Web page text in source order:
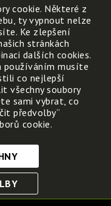
navečer
nezahřívají
cookie. Některé z
ty vypnout nelze
Ke zlepšení
stránkách
dalších cookies.
používáním musíte
co nejlepší
všechny soubory
sami vybrat, co
předvolby“
cookie.
abyste se mohli